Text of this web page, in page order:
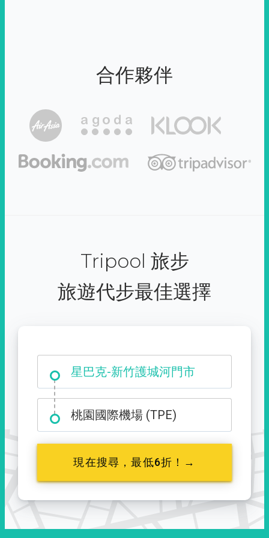
合作夥伴
Tripool 旅步
旅遊代步最佳選擇
大霸尖山登山口
桃園國際機場 (TPE)
現在搜尋，最低6折！→